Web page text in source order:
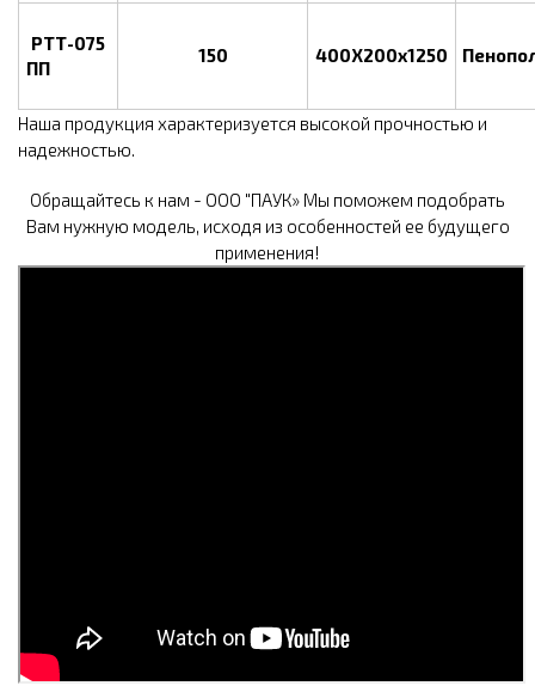
РТТ-075
ПП
150 400Х200х1250
Наша продукция характеризуется высокой прочностью и
надежностью.
Обращайтесь к нам - ООО "ПАУК» Мы поможем подобрать
Вам нужную модель, исходя из особенностей ее будущего
применения!